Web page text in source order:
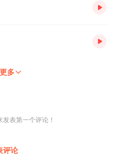
多
表第一个评论！
评论